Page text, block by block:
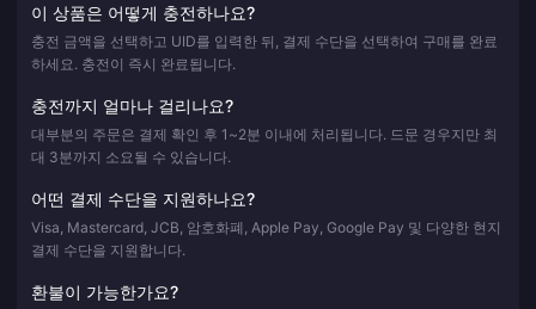
이 상품은 어떻게 충전하나요?
충전 금액을 선택하고 UID를 입력한 뒤, 결제 수단을 선택하여 구매를 완료
하세요. 충전이 즉시 완료됩니다.
충전까지 얼마나 걸리나요?
대부분의 주문은 결제 확인 후 1~2분 이내에 처리됩니다. 드문 경우지만 최
대 3분까지 소요될 수 있습니다.
어떤 결제 수단을 지원하나요?
Visa, Mastercard, JCB, 암호화폐, Apple Pay, Google Pay 및 다양한 현지
결제 수단을 지원합니다.
환불이 가능한가요?